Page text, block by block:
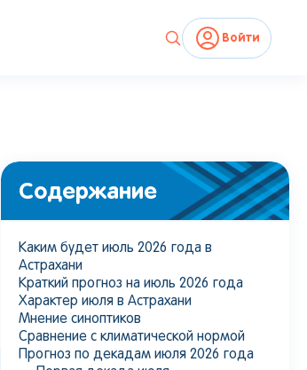
Войти
Содержание
Каким будет июль 2026 года в
Астрахани
Краткий прогноз на июль 2026 года
Характер июля в Астрахани
Мнение синоптиков
Сравнение с климатической нормой
Прогноз по декадам июля 2026 года